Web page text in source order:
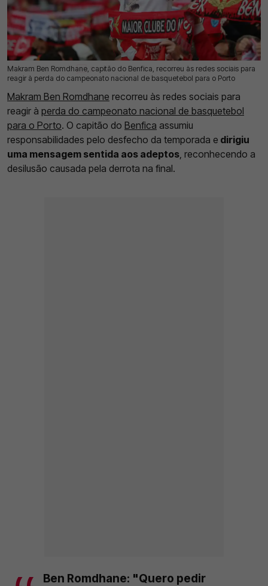
Makram Ben Romdhane, capitão do Benfica, recorreu às redes sociais para
reagir à perda do campeonato nacional de basquetebol para o Porto
16 Jun 2026 | 10:33 | 0
Makram Ben Romdhane recorreu às redes sociais para
reagir à perda do campeonato nacional de basquetebol
para o Porto. O capitão do Benfica assumiu
responsabilidades pelo desfecho da temporada e dirigiu
uma mensagem sentida aos adeptos, reconhecendo a
desilusão causada pela derrota na final.
Ben Romdhane: "Quero pedir